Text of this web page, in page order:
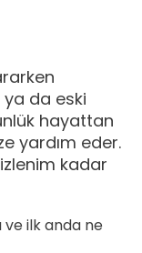
ya da eski
hayattan
yardım eder.
kadar
ve ilk anda ne